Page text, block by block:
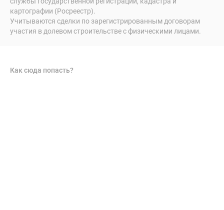
картографии (Росреестр).
Учитываются сделки по зарегистрированным договорам
участия в долевом строительстве с физическими лицами.
Как сюда попасть?